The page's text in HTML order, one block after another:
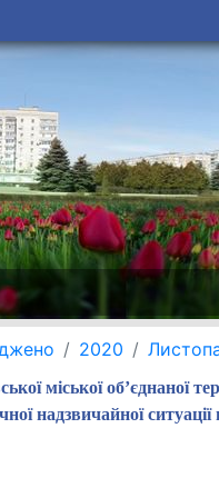
2020
міської об’єднаної
надзвичайної